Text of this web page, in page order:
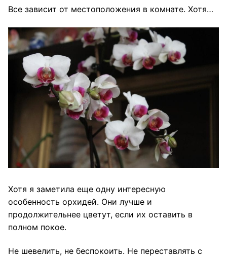
Все зависит от местоположения в комнате. Хотя…
Хотя я заметила еще одну интересную
особенность орхидей. Они лучше и
продолжительнее цветут, если их оставить в
полном покое.
Не шевелить, не беспокоить. Не переставлять с